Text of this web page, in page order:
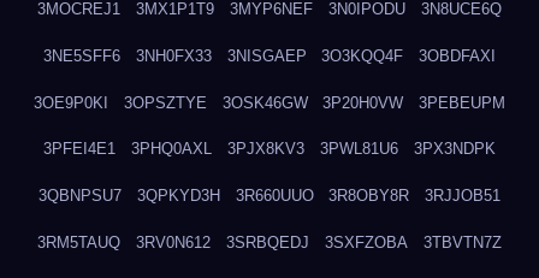
3MOCREJ1 3MX1P1T9 3MYP6NEF 3N0IPODU 3N8UCE6Q
3NE5SFF6 3NH0FX33 3NISGAEP 3O3KQQ4F 3OBDFAXI
3OE9P0KI 3OPSZTYE 3OSK46GW 3P20H0VW 3PEBEUPM
3PFEI4E1 3PHQ0AXL 3PJX8KV3 3PWL81U6 3PX3NDPK
3QBNPSU7 3QPKYD3H 3R660UUO 3R8OBY8R 3RJJOB51
3RM5TAUQ 3RV0N612 3SRBQEDJ 3SXFZOBA 3TBVTN7Z